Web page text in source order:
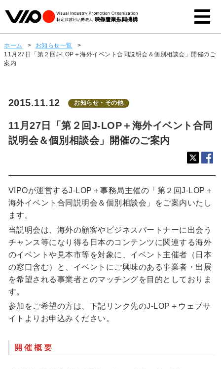
ホーム > お知らせ一覧
>
11月27日「第２回J-LOP＋海外イベント合同説明会＆個別相談会」開催のご
案内
2015.11.12 お知らせ・その他
11月27日「第２回J-LOP＋海外イベント合同
説明会＆個別相談会」開催のご案内
VIPOが運営するJ-LOP＋事務局主催の「第２回J-LOP＋
海外イベント合同説明会＆個別相談会」をご案内いたし
ます。
当説明会は、海外の顧客やビジネスパートナーに出会う
チャンス等になり得る日本のコンテンツに関連する海外
のイベントや見本市等を対象に、イベント主催者（日本
の窓口含む）と、イベントにご興味のある事業者・出展
を希望される事業者とのマッチングを目的としておりま
す。
参加をご希望の方は、下記リンク先のJ-LOP＋ウェブサ
イトよりお申込みください。
開催概要